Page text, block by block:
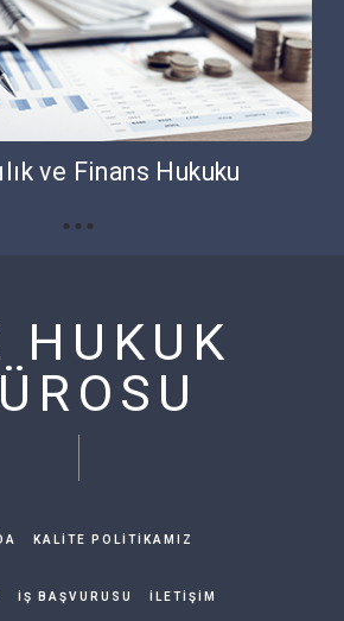
ve Finans Hukuku
HUKUK
KALİTE POLİTİKAMIZ
İŞ BAŞVURUSU İLETİŞİM